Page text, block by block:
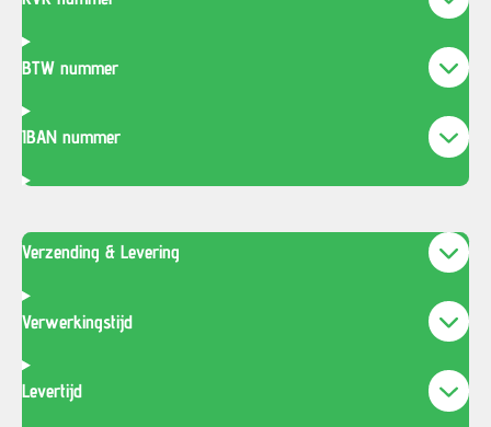
BTW nummer
IBAN nummer
Verzending & Levering
Verwerkingstijd
Levertijd